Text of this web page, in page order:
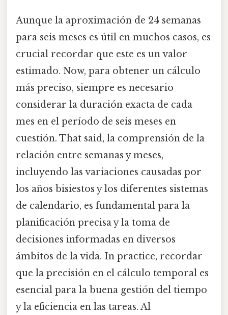
Aunque la aproximación de 24 semanas
para seis meses es útil en muchos casos, es
crucial recordar que este es un valor
estimado. Now, para obtener un cálculo
más preciso, siempre es necesario
considerar la duración exacta de cada
mes en el período de seis meses en
cuestión. That said, la comprensión de la
relación entre semanas y meses,
incluyendo las variaciones causadas por
los años bisiestos y los diferentes sistemas
de calendario, es fundamental para la
planificación precisa y la toma de
decisiones informadas en diversos
ámbitos de la vida. In practice, recordar
que la precisión en el cálculo temporal es
esencial para la buena gestión del tiempo
y la eficiencia en las tareas. Al